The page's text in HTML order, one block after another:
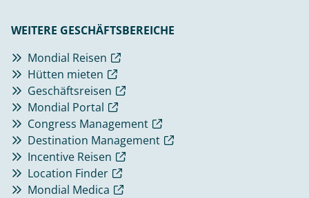
WEITERE GESCHÄFTSBEREICHE
Mondial Reisen
Hütten mieten
Geschäftsreisen
Mondial Portal
Congress Management
Destination Management
Incentive Reisen
Location Finder
Mondial Medica